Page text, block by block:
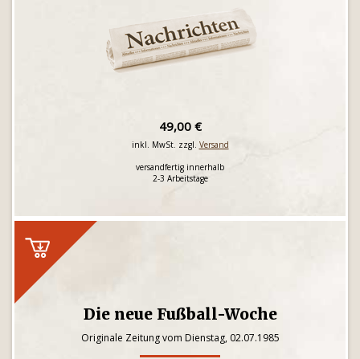
49,00 €
inkl. MwSt. zzgl. Versand
versandfertig innerhalb
2-3 Arbeitstage
Die neue Fußball-Woche
Originale Zeitung vom Dienstag, 02.07.1985